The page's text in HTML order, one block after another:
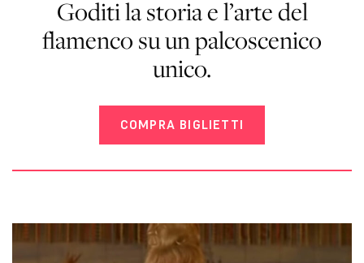
Goditi la storia e l’arte del
flamenco su un palcoscenico
unico.
COMPRA BIGLIETTI